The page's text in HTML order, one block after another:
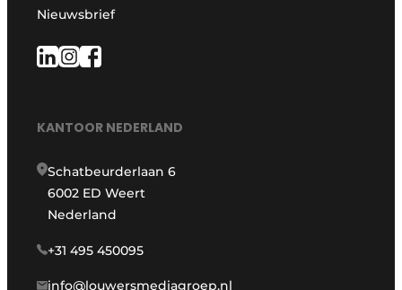
Nieuwsbrief
KANTOOR NEDERLAND
Schatbeurderlaan 6
6002 ED Weert
Nederland
+31 495 450095
info@louwersmediagroep.nl